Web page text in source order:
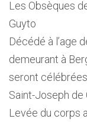
Les Obsèques
Guyto
Décédé à l’age
demeurant à
seront
Saint-Joseph de
Levée du corps